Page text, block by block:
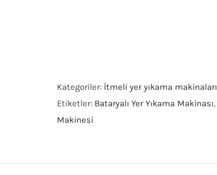
Kategoriler: İtmeli yer yıkama makinaları
Etiketler: Bataryalı Yer Yıkama Makinası,
Makinesi